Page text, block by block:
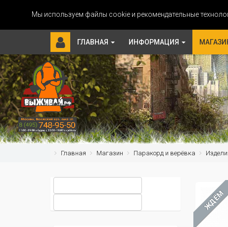
Мы используем файлы cookie и рекомендательные
ГЛАВНАЯ ИНФОРМАЦИЯ
Главная Магазин Паракорд и верёвка
ЖДЁМ